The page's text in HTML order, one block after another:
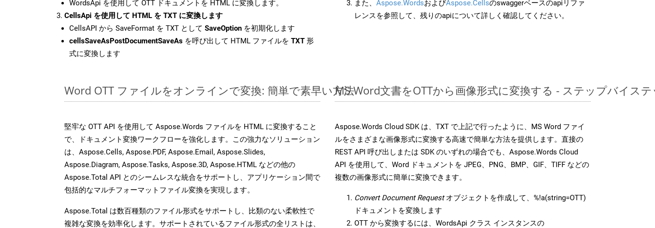
WordsApi を使用して OTT ドキュメントを HTML に変換します。
CellsApi を使用して HTML を TXT に変換します
CellsAPI から SaveFormat を TXT として SaveOption を初期化します
cellsSaveAsPostDocumentSaveAs を呼び出して HTML ファイルを TXT 形
式に変換します
また、 Aspose.WordsおよびAspose.Cellsのswaggerベースのapiリファ
レンスを参照して、残りのapiについて詳しく確認してください。
Word OTT ファイルをオンラインで変換: 簡単で素早い方法
堅牢な OTT API を使用して Aspose.Words ファイルを HTML に変換すること
で、ドキュメント変換ワークフローを強化します。この強力なソリューション
は、Aspose.Cells, Aspose.PDF, Aspose.Email, Aspose.Slides,
Aspose.Diagram, Aspose.Tasks, Aspose.3D, Aspose.HTML などの他の
Aspose.Total API とのシームレスな統合をサポートし、アプリケーション間で
包括的なマルチフォーマットファイル変換を実現します。
Aspose.Total は数百種類のファイル形式をサポートし、比類のない柔軟性で
複雑な変換を効率化します。サポートされているファイル形式の全リストは、
MS Word文書をOTTから画像形式に変換する - ステップバイス
Aspose.Words Cloud SDK は、TXT で上記で行ったように、MS Word ファイ
ルをさまざまな画像形式に変換する高速で簡単な方法を提供します。直接の
REST API 呼び出しまたは SDK のいずれの場合でも、Aspose.Words Cloud
API を使用して、Word ドキュメントを JPEG、PNG、BMP、GIF、TIFF などの
複数の画像形式に簡単に変換できます。
Convert Document Requestオブジェクトを作成して、%!a(string=OTT)
ドキュメントを変換します
OTT から変換するには、WordsApi クラス インスタンスの